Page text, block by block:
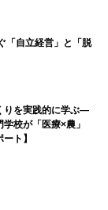
「自立経営」と「脱
りを実践的に学ぶ―
校が「医療×農」
ト】